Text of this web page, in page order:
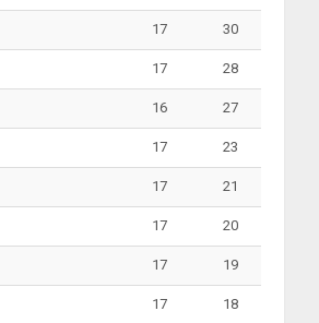
17 30
17 28
16 27
17 23
17 21
17 20
17 19
17 18